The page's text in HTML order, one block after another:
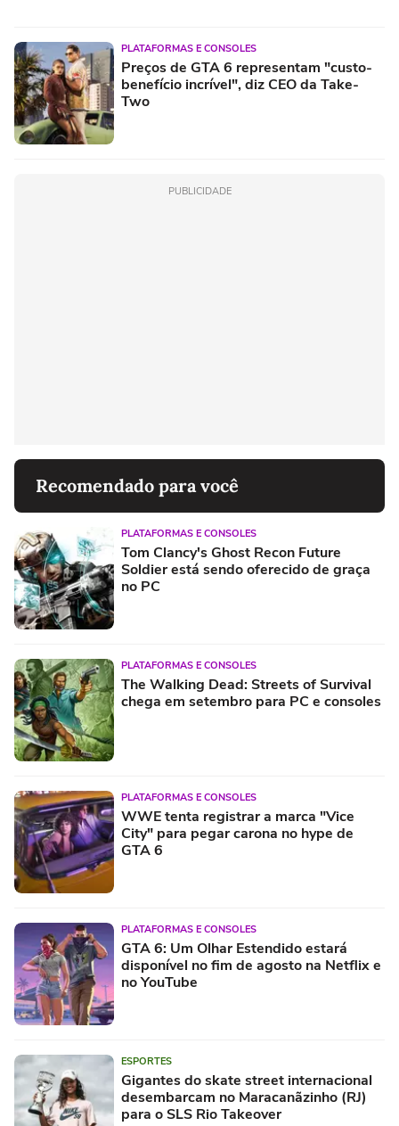
PLATAFORMAS E CONSOLES
Preços de GTA 6 representam "custo-
benefício incrível", diz CEO da Take-
Two
PUBLICIDADE
Recomendado para você
PLATAFORMAS E CONSOLES
Tom Clancy's Ghost Recon Future
Soldier está sendo oferecido de graça
no PC
PLATAFORMAS E CONSOLES
The Walking Dead: Streets of Survival
chega em setembro para PC e consoles
PLATAFORMAS E CONSOLES
WWE tenta registrar a marca "Vice
City" para pegar carona no hype de
GTA 6
PLATAFORMAS E CONSOLES
GTA 6: Um Olhar Estendido estará
disponível no fim de agosto na Netflix e
no YouTube
ESPORTES
Gigantes do skate street internacional
desembarcam no Maracanãzinho (RJ)
para o SLS Rio Takeover